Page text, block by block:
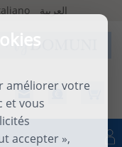
améliorer votre
et vous
accepter »,
العربية
Se connecter